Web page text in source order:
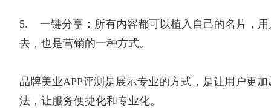
5. 一键分享：所有内容都可以植入自己的名片，用
去，也是营销的一种方式。
品牌美业APP评测是展示专业的方式，是让用户更
法，让服务便捷化和专业化。